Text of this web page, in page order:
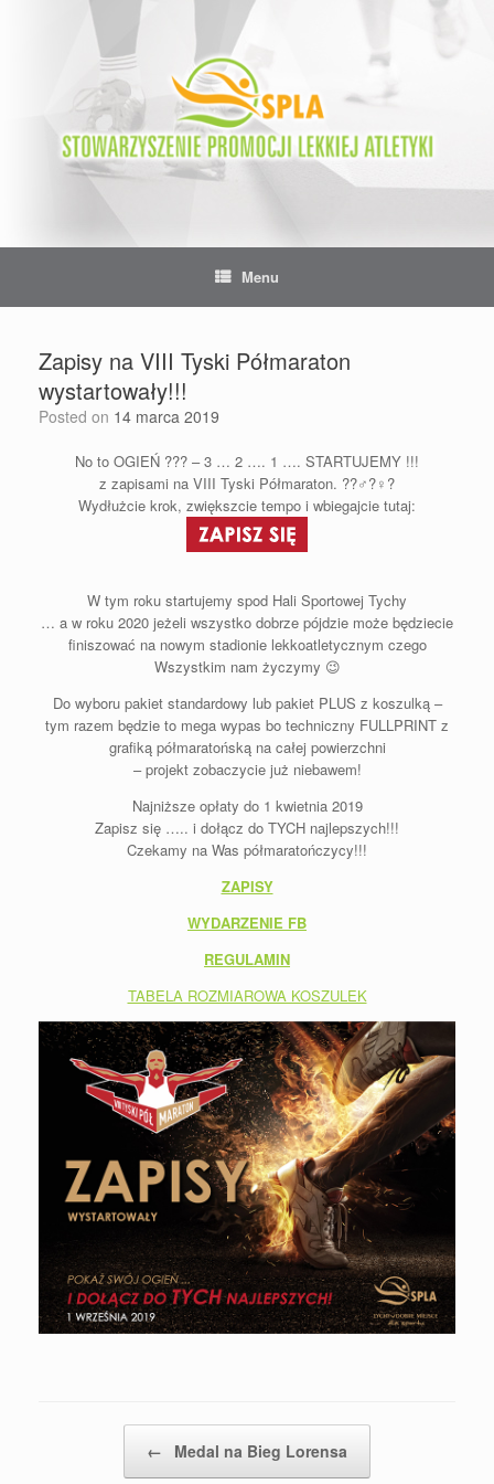
Menu
Zapisy na VIII Tyski Półmaraton
wystartowały!!!
Posted on 14 marca 2019
No to OGIEŃ ??? – 3 … 2 …. 1 …. STARTUJEMY !!!
z zapisami na VIII Tyski Półmaraton. ??♂️?♀️ ?
Wydłużcie krok, zwiększcie tempo i wbiegajcie tutaj:
W tym roku startujemy spod Hali Sportowej Tychy
… a w roku 2020 jeżeli wszystko dobrze pójdzie może będziecie
finiszować na nowym stadionie lekkoatletycznym czego
Wszystkim nam życzymy 😉
Do wyboru pakiet standardowy lub pakiet PLUS z koszulką –
tym razem będzie to mega wypas bo techniczny FULLPRINT z
grafiką półmaratońską na całej powierzchni
– projekt zobaczycie już niebawem!
Najniższe opłaty do 1 kwietnia 2019
Zapisz się ….. i dołącz do TYCH najlepszych!!!
Czekamy na Was półmaratończycy!!!
ZAPISY
WYDARZENIE FB
REGULAMIN
TABELA ROZMIAROWA KOSZULEK
← Medal na Bieg Lorensa